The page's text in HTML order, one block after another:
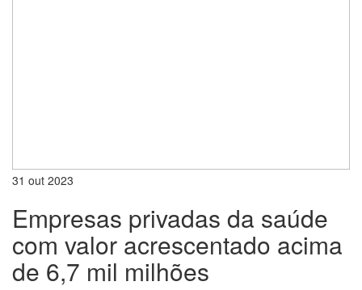
31 out 2023
Empresas privadas da saúde
com valor acrescentado acima
de 6,7 mil milhões